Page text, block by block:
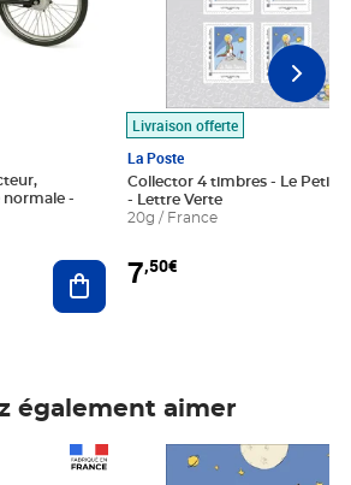
Ajouter au panier
Livraison offerte
La Poste
Collector 4 timbres - Le Petit
- Lettre Verte
20g / France
7,50€
également aimer
Prix 7,50€